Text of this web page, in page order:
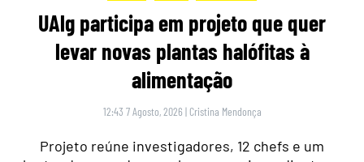
UAlg participa em projeto que quer
levar novas plantas halófitas à
alimentação
12:43 7 Agosto, 2026 | Cristina Mendonça
Projeto reúne investigadores, 12 chefs e um